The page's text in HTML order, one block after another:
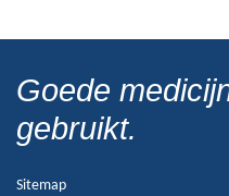
Goede
gebruikt.
Sitemap